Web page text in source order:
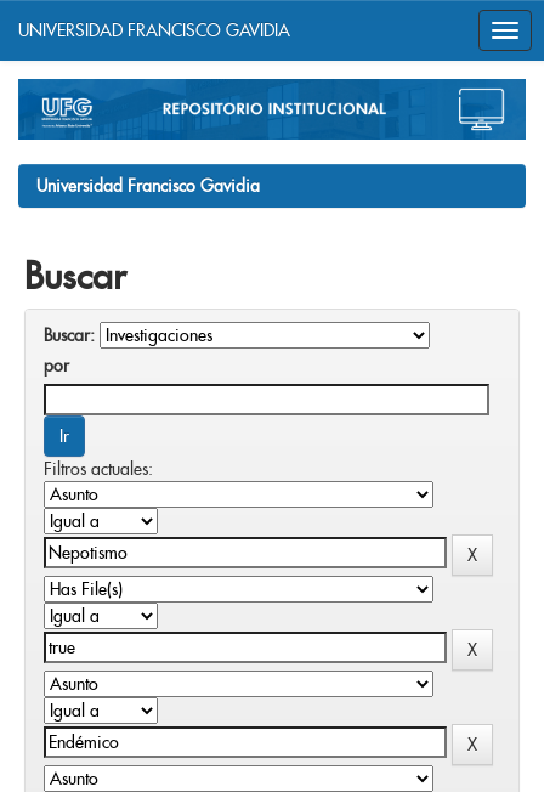
navigation
UNIVERSIDAD FRANCISCO GAVIDIA
Universidad Francisco Gavidia
Buscar
Buscar:
por
Filtros actuales: